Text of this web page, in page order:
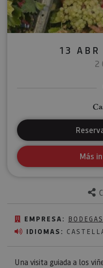
EMPRESA:
IDIOMAS:
Una visita guiada a los
13
Más